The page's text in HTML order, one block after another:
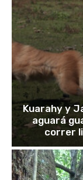
Kuarahy y
aguará
correr